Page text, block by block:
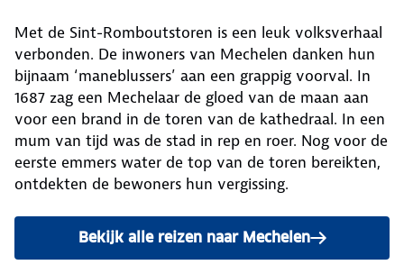
Met de Sint-Romboutstoren is een leuk volksverhaal
verbonden. De inwoners van Mechelen danken hun
bijnaam ‘maneblussers’ aan een grappig voorval. In
1687 zag een Mechelaar de gloed van de maan aan
voor een brand in de toren van de kathedraal. In een
mum van tijd was de stad in rep en roer. Nog voor de
eerste emmers water de top van de toren bereikten,
ontdekten de bewoners hun vergissing.
Bekijk alle reizen naar Mechelen